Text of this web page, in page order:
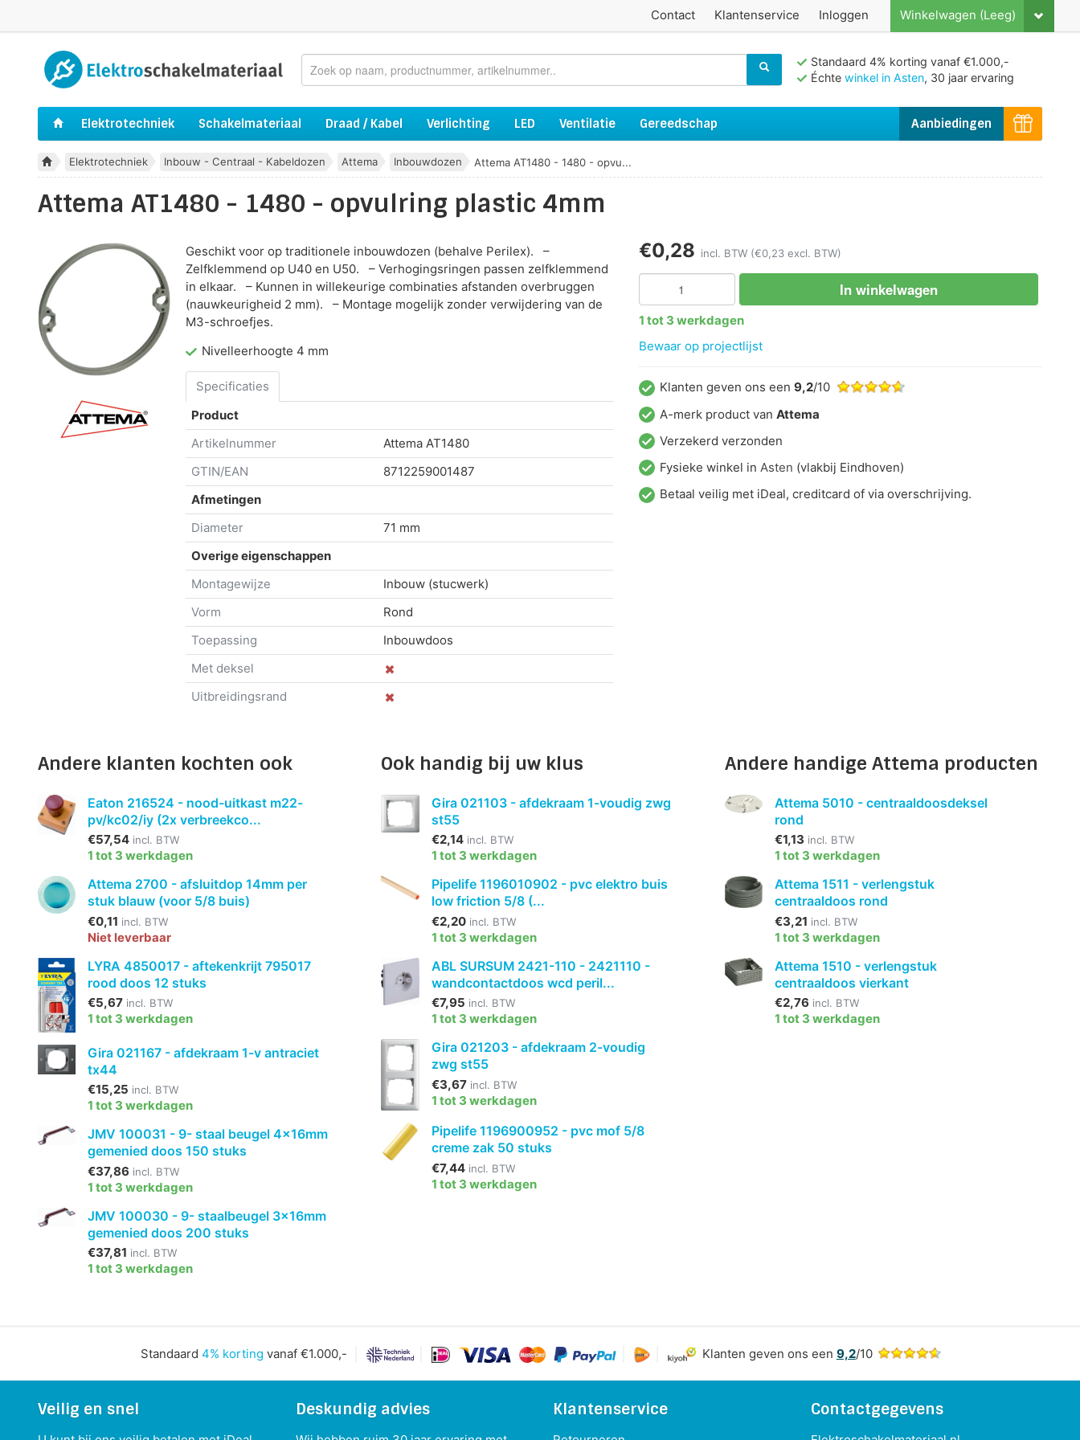
Winkelwagen (Leeg)
Inloggen
Klantenservice
Contact
Standaard 4% korting vanaf €1.000,-
Échte winkel in Asten, 30 jaar ervaring
Elektrotechniek Schakelmateriaal Draad / Kabel Verlichting LED Aanbiedingen
Ventilatie Gereedschap
Elektrotechniek Inbouw - Centraal - Kabeldozen Attema Inbouwdozen Attema AT1480 - 1480 - opvu...
Attema AT1480 - 1480 - opvulring plastic 4mm
Geschikt voor op traditionele inbouwdozen (behalve Perilex). –
Zelfklemmend op U40 en U50. – Verhogingsringen passen zelfklemmend
in elkaar. – Kunnen in willekeurige combinaties afstanden overbruggen
(nauwkeurigheid 2 mm). – Montage mogelijk zonder verwijdering van de
M3-schroefjes.
Nivelleerhoogte 4 mm
Specificaties
Product
Artikelnummer
Attema AT1480
GTIN/EAN
8712259001487
Afmetingen
Diameter
71 mm
Overige eigenschappen
Montagewijze
Inbouw (stucwerk)
Vorm
Rond
Toepassing
Inbouwdoos
Met deksel
Uitbreidingsrand
€0,28 incl. BTW (€0,23 excl. BTW)
In winkelwagen
1 tot 3 werkdagen
Bewaar op projectlijst
Klanten geven ons een 9,2/10
A-merk product van Attema
Verzekerd verzonden
Fysieke winkel in Asten (vlakbij Eindhoven)
Betaal veilig met iDeal, creditcard of via overschrijving.
Andere klanten kochten ook
Eaton 216524 - nood-uitkast m22-
pv/kc02/iy (2x verbreekco...
€57,54 incl. BTW
1 tot 3 werkdagen
Attema 2700 - afsluitdop 14mm per
stuk blauw (voor 5/8 buis)
€0,11 incl. BTW
Niet leverbaar
LYRA 4850017 - aftekenkrijt 795017
rood doos 12 stuks
€5,67 incl. BTW
1 tot 3 werkdagen
Gira 021167 - afdekraam 1-v antraciet
tx44
€15,25 incl. BTW
1 tot 3 werkdagen
JMV 100031 - 9- staal beugel 4x16mm
gemenied doos 150 stuks
€37,86 incl. BTW
1 tot 3 werkdagen
JMV 100030 - 9- staalbeugel 3x16mm
gemenied doos 200 stuks
€37,81 incl. BTW
1 tot 3 werkdagen
Ook handig bij uw klus
Gira 021103 - afdekraam 1-voudig zwg
st55
€2,14 incl. BTW
1 tot 3 werkdagen
Pipelife 1196010902 - pvc elektro buis
low friction 5/8 (...
€2,20 incl. BTW
1 tot 3 werkdagen
ABL SURSUM 2421-110 - 2421110 -
wandcontactdoos wcd peril...
€7,95 incl. BTW
1 tot 3 werkdagen
Gira 021203 - afdekraam 2-voudig
zwg st55
€3,67 incl. BTW
1 tot 3 werkdagen
Pipelife 1196900952 - pvc mof 5/8
creme zak 50 stuks
€7,44 incl. BTW
1 tot 3 werkdagen
Andere handige Attema producten
Attema 5010 - centraaldoosdeksel
rond
€1,13 incl. BTW
1 tot 3 werkdagen
Attema 1511 - verlengstuk
centraaldoos rond
€3,21 incl. BTW
1 tot 3 werkdagen
Attema 1510 - verlengstuk
centraaldoos vierkant
€2,76 incl. BTW
1 tot 3 werkdagen
Standaard 4% korting vanaf €1.000,- Klanten geven ons een 9,2/10
Veilig en snel Deskundig advies Klantenservice Contactgegevens